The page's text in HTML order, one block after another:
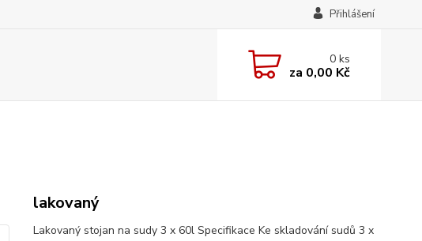
Přihlášení
0ks
za 0,00 Kč
lakovaný
Lakovaný stojan na sudy 3 x 60l Specifikace Ke skladování sudů 3 x